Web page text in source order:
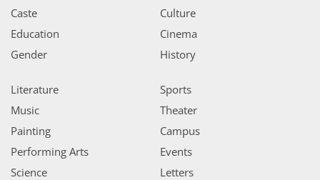
Caste
Education
Gender
Culture
Cinema
History
Literature
Music
Painting
Performing Arts
Science
Sports
Theater
Campus
Events
Letters